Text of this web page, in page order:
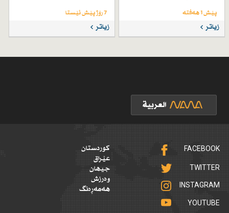
پێش 1 هەفتە
زیاتر
7 رۆژ پێش ئێستا
زیاتر
FACEBOOK
TWITTER
INSTAGRAM
YOUTUBE
کوردستان
عێراق
جیهان
وەرزش
هەمەڕەنگ